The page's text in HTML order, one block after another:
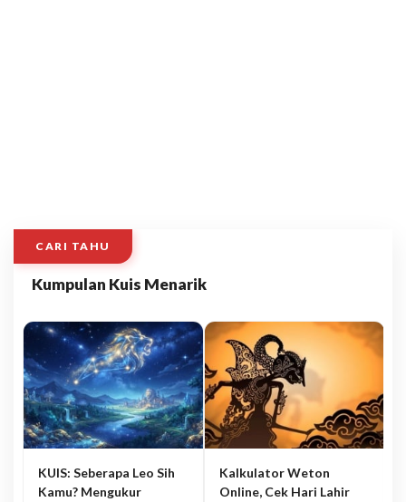
CARI TAHU
Kumpulan Kuis Menarik
KUIS: Seberapa Leo Sih
Kamu? Mengukur
Kalkulator Weton
Online, Cek Hari Lahir